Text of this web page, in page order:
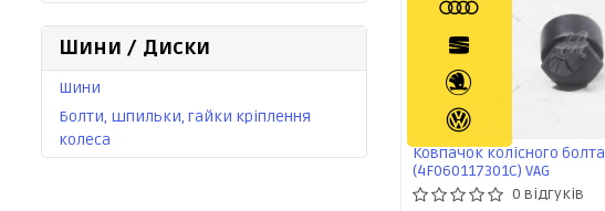
Шини / Диски
Шини
Болти, шпильки, гайки кріплення
колеса
Ковпачок колісного
(4F060117301C) VAG
0 відгуків